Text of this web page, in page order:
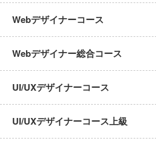
Webデザイナーコース
Webデザイナー総合コース
UI/UXデザイナーコース
UI/UXデザイナーコース上級